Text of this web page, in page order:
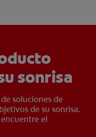
sonrisa
soluciones de
de su sonrisa.
el